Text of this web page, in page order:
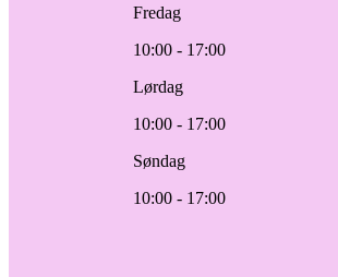
Fredag
10:00 - 17:00
Lørdag
10:00 - 17:00
Søndag
10:00 - 17:00